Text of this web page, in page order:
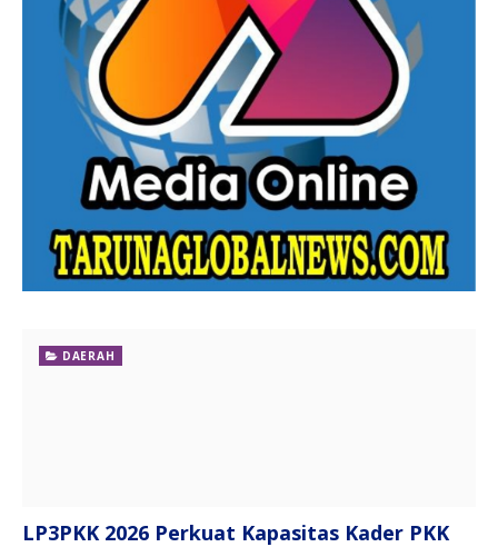
DAERAH
LP3PKK 2026 Perkuat Kapasitas Kader PKK